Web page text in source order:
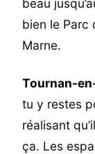
beau
bien le Parc
Marne.
Tournan-
tu y restes
réalisant
ça. Les